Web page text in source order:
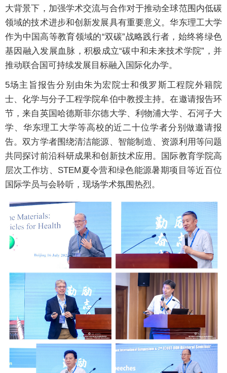
大背景下，加强学术交流与合作对于推动全球范围内低碳
领域的技术进步和创新发展具有重要意义。华东理工大学
作为中国高等教育领域的“双碳”战略践行者，始终将绿色
基因融入发展血脉，积极成立“碳中和未来技术学院”，并
推动联合国可持续发展目标融入国际化办学。
5场主旨报告分别由朱为宏院士和俄罗斯工程院外籍院
士、化学与分子工程学院牟伯中教授主持。在邀请报告环
节，来自英国哈德斯菲尔德大学、利物浦大学、石河子大
学、华东理工大学等高校的近二十位学者分别做邀请报
告。双方学者围绕清洁能源、智能制造、资源利用等问题
共同探讨前沿科研成果和创新技术应用。国际教育学院高
层次工作坊、STEM夏令营和绿色能源暑期项目等近百位
国际学员与会聆听，现场学术氛围热烈。